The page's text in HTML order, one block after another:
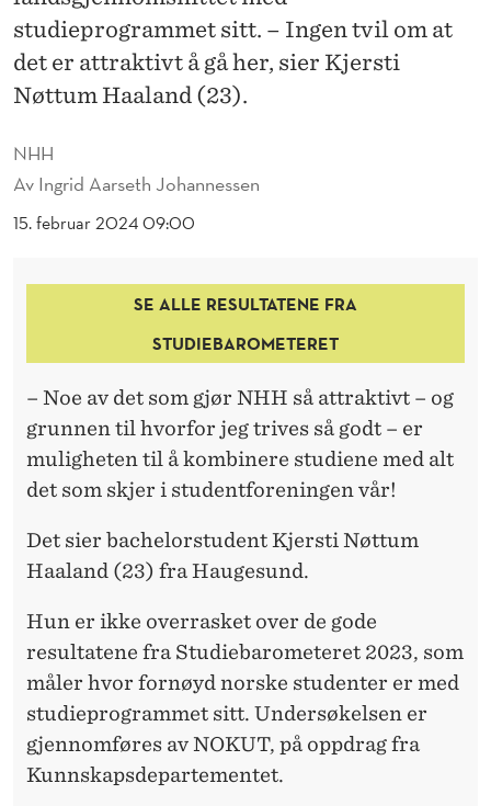
A
P
P
R
T
NHH
Av Ingrid Aarseth Johannessen
15. februar 2024 09:00
studieprogrammet sitt. – Ingen tvil om at
det er attraktivt å gå her, sier Kjersti
Nøttum Haaland (23).
SE ALLE RESULTATENE FRA
STUDIEBAROMETERET
– Noe av det som gjør NHH så attraktivt – og
grunnen til hvorfor jeg trives så godt – er
muligheten til å kombinere studiene med alt
det som skjer i studentforeningen vår!
Det sier bachelorstudent Kjersti Nøttum
Haaland (23) fra Haugesund.
Hun er ikke overrasket over de gode
resultatene fra Studiebarometeret 2023, som
måler hvor fornøyd norske studenter er med
studieprogrammet sitt. Undersøkelsen er
gjennomføres av NOKUT, på oppdrag fra
Kunnskapsdepartementet.